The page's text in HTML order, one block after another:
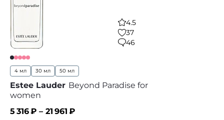
4.5
37
46
4 мл 30 мл 50 мл
Estee Lauder Beyond Paradise for
women
5 316₽ – 21 961 ₽